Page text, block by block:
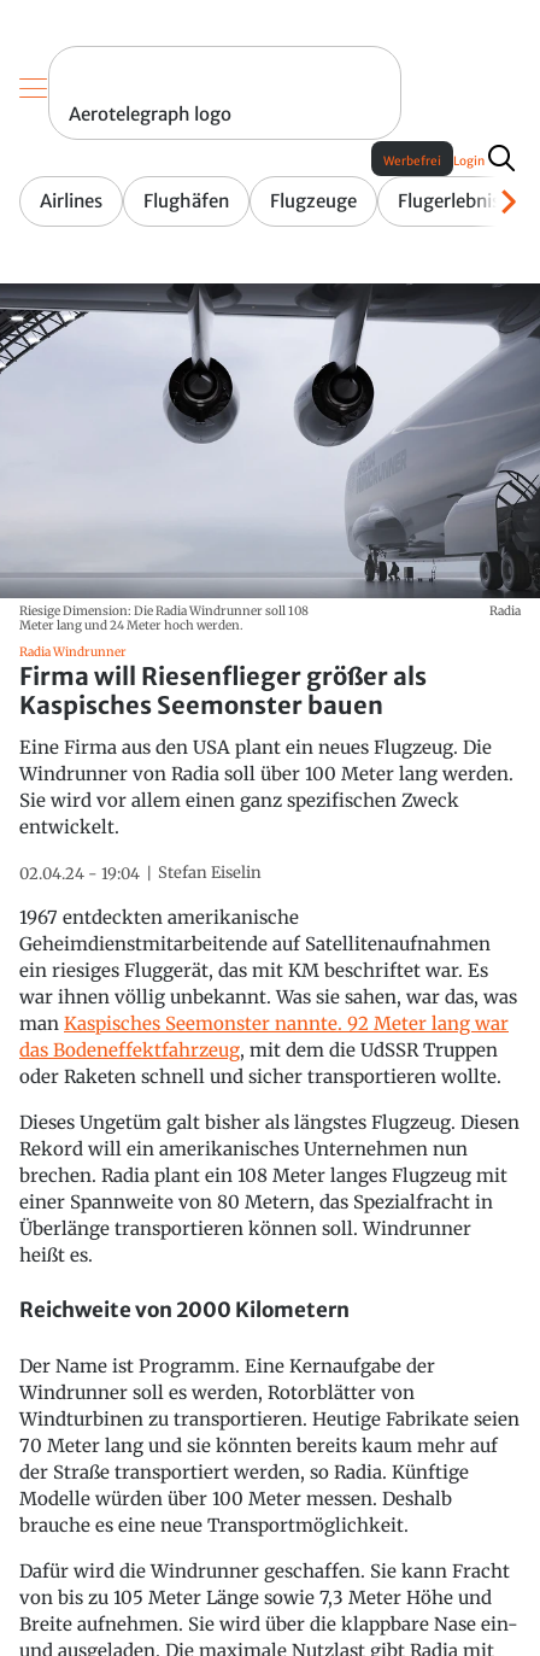
Aerotelegraph logo
Airlines Flughäfen Flugzeuge Flugerlebnis
Werbefrei Login
Riesige Dimension: Die Radia Windrunner soll 108
Meter lang und 24 Meter hoch werden.
Radia
Radia Windrunner
Firma will Riesenflieger größer als
Kaspisches Seemonster bauen
Eine Firma aus den USA plant ein neues Flugzeug. Die
Windrunner von Radia soll über 100 Meter lang werden.
Sie wird vor allem einen ganz spezifischen Zweck
entwickelt.
02.04.24 - 19:04 Stefan Eiselin
1967 entdeckten amerikanische
Geheimdienstmitarbeitende auf Satellitenaufnahmen
ein riesiges Fluggerät, das mit KM beschriftet war. Es
war ihnen völlig unbekannt. Was sie sahen, war das, was
man Kaspisches Seemonster nannte. 92 Meter lang war
das Bodeneffektfahrzeug, mit dem die UdSSR Truppen
oder Raketen schnell und sicher transportieren wollte.
Dieses Ungetüm galt bisher als längstes Flugzeug. Diesen
Rekord will ein amerikanisches Unternehmen nun
brechen. Radia plant ein 108 Meter langes Flugzeug mit
einer Spannweite von 80 Metern, das Spezialfracht in
Überlänge transportieren können soll. Windrunner
heißt es.
Reichweite von 2000 Kilometern
Der Name ist Programm. Eine Kernaufgabe der
Windrunner soll es werden, Rotorblätter von
Windturbinen zu transportieren. Heutige Fabrikate seien
70 Meter lang und sie könnten bereits kaum mehr auf
der Straße transportiert werden, so Radia. Künftige
Modelle würden über 100 Meter messen. Deshalb
brauche es eine neue Transportmöglichkeit.
Dafür wird die Windrunner geschaffen. Sie kann Fracht
von bis zu 105 Meter Länge sowie 7,3 Meter Höhe und
Breite aufnehmen. Sie wird über die klappbare Nase ein-
und ausgeladen. Die maximale Nutzlast gibt Radia mit